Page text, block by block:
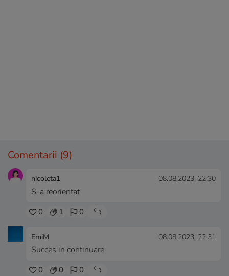
Comentarii (9)
nicoleta1 08.08.2023, 22:30
S-a reorientat
0 1 0
EmiM 08.08.2023, 22:31
Succes in continuare
0 0 0